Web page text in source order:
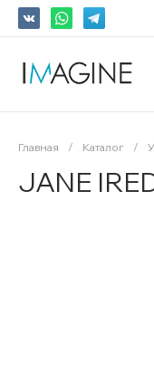
Главная / Каталог /
JANE